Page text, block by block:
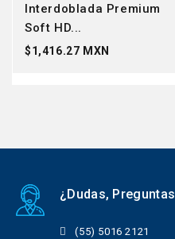
Interdoblada Premium
Soft HD...
$1,416.27 MXN
¿Dudas,
(55) 5016 2121